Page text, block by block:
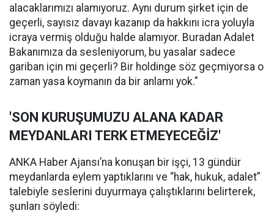
alacaklarımızı alamıyoruz. Aynı durum şirket için de
geçerli, sayısız davayı kazanıp da hakkını icra yoluyla
icraya vermiş olduğu halde alamıyor. Buradan Adalet
Bakanımıza da sesleniyorum, bu yasalar sadece
gariban için mi geçerli? Bir holdinge söz geçmiyorsa o
zaman yasa koymanın da bir anlamı yok."
'SON KURUŞUMUZU ALANA KADAR
MEYDANLARI TERK ETMEYECEĞİZ'
ANKA Haber Ajansı’na konuşan bir işçi, 13 gündür
meydanlarda eylem yaptıklarını ve “hak, hukuk, adalet”
talebiyle seslerini duyurmaya çalıştıklarını belirterek,
şunları söyledi: